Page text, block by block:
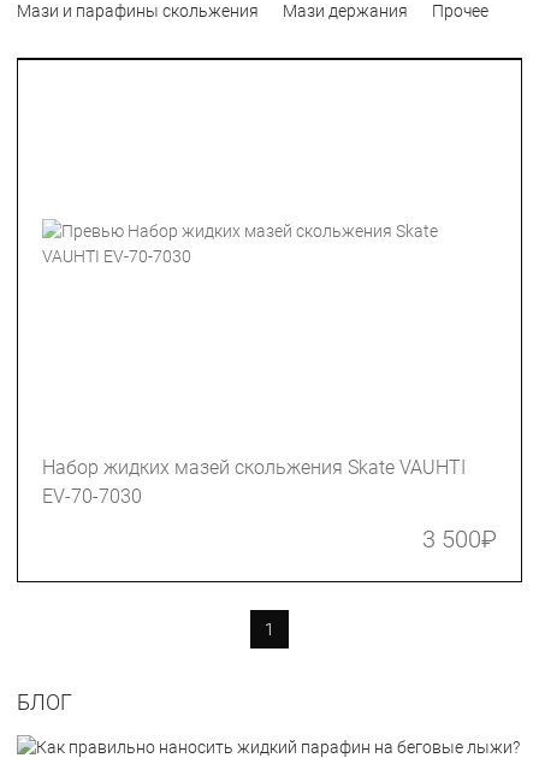
Мази и парафины скольжения Мази держания Прочее
Набор жидких мазей скольжения Skate VAUHTI
EV-70-7030
3 500₽
1
БЛОГ